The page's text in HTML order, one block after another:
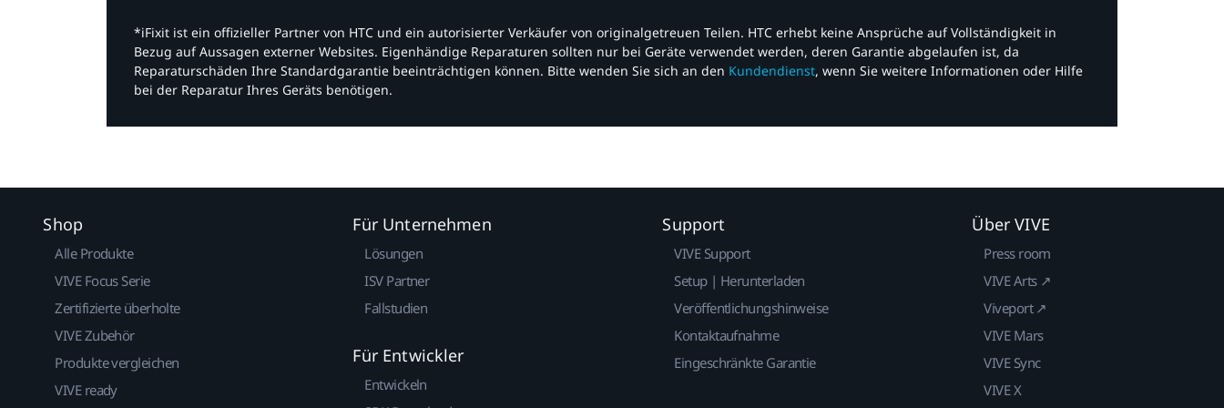
*iFixit ist ein offizieller Partner von HTC und ein autorisierter Verkäufer von originalgetreuen Teilen. HTC erhebt keine Ansprüche auf Vollständigkeit in
Bezug auf Aussagen externer Websites. Eigenhändige Reparaturen sollten nur bei Geräte verwendet werden, deren Garantie abgelaufen ist, da
Reparaturschäden Ihre Standardgarantie beeinträchtigen können. Bitte wenden Sie sich an den Kundendienst, wenn Sie weitere Informationen oder Hilfe
bei der Reparatur Ihres Geräts benötigen.​
Shop
Alle Produkte
VIVE Focus Serie
Zertifizierte überholte
VIVE Zubehör
Produkte vergleichen
VIVE ready
Für Unternehmen
Lösungen
ISV Partner
Fallstudien
Für Entwickler
Entwickeln
Support
VIVE Support
Setup | Herunterladen
Veröffentlichungshinweise
Kontaktaufnahme
Eingeschränkte Garantie
Über VIVE
Press room
VIVE Arts ↗
Viveport ↗
VIVE Mars
VIVE Sync
VIVE X